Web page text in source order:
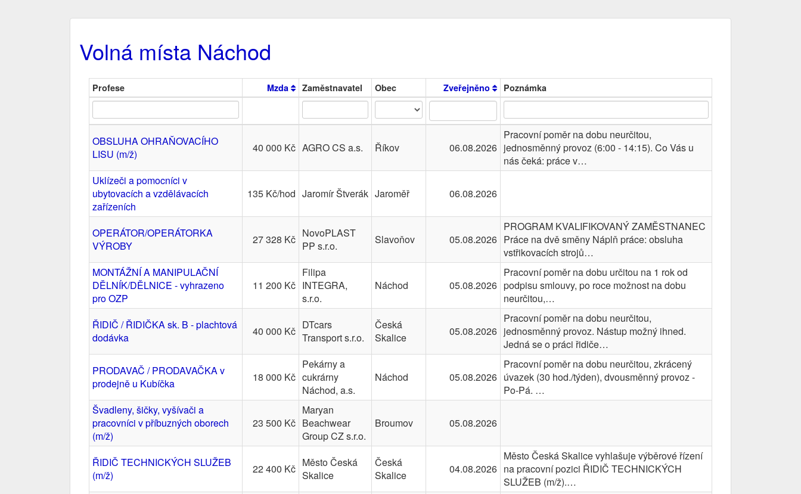
Volná místa Náchod
Profese Mzda Zaměstnavatel Obec Zveřejněno Poznámka
OBSLUHA OHRAŇOVACÍHO
LISU (m/ž)
40 000 Kč AGRO CS a.s. Říkov 06.08.2026
Pracovní poměr na dobu neurčitou,
jednosměnný provoz (6:00 - 14:15). Co Vás u
nás čeká: práce v…
Uklízeči a pomocníci v
ubytovacích a vzdělávacích
zařízeních
135 Kč/hod Jaromír Štverák Jaroměř 06.08.2026
OPERÁTOR/OPERÁTORKA
VÝROBY
27 328 Kč NovoPLAST
PP s.r.o.
Slavoňov 05.08.2026
PROGRAM KVALIFIKOVANÝ ZAMĚSTNANEC
Práce na dvě směny Náplň práce: obsluha
vstřikovacích strojů…
MONTÁŽNÍ A MANIPULAČNÍ
DĚLNÍK/DĚLNICE - vyhrazeno
pro OZP
11 200 Kč
Filipa
INTEGRA,
s.r.o.
Náchod 05.08.2026
Pracovní poměr na dobu určitou na 1 rok od
podpisu smlouvy, po roce možnost na dobu
neurčitou,…
ŘIDIČ / ŘIDIČKA sk. B - plachtová
dodávka
40 000 Kč DTcars
Transport s.r.o.
Česká
Skalice
05.08.2026
Pracovní poměr na dobu neurčitou,
jednosměnný provoz. Nástup možný ihned.
Jedná se o práci řidiče…
PRODAVAČ / PRODAVAČKA v
prodejně u Kubíčka
18 000 Kč
Pekárny a
cukrárny
Náchod, a.s.
Náchod 05.08.2026
Pracovní poměr na dobu neurčitou, zkrácený
úvazek (30 hod./týden), dvousměnný provoz -
Po-Pá. …
Švadleny, šičky, vyšívači a
pracovníci v příbuzných oborech
(m/ž)
23 500 Kč
Maryan
Beachwear
Group CZ s.r.o.
Broumov 05.08.2026
ŘIDIČ TECHNICKÝCH SLUŽEB
(m/ž)
22 400 Kč Město Česká
Skalice
Česká
Skalice
04.08.2026
Město Česká Skalice vyhlašuje výběrové řízení
na pracovní pozici ŘIDIČ TECHNICKÝCH
SLUŽEB (m/ž).…